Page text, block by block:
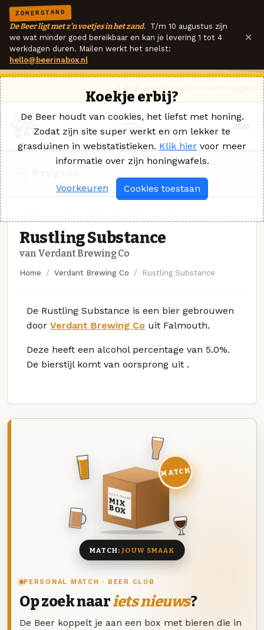
ZOMERSTAND
De Beer ligt met z'n voetjes in het zand. T/m 10 augustus zijn
we wat minder goed bereikbaar en kan je levering 1 tot 4
werkdagen duren. Mailen werkt het snelst:
hello@beerinabox.nl
×
Rustling Substance
van Verdant Brewing Co
Home Verdant Brewing Co Rustling Substance
De Rustling Substance is een bier gebrouwen
door Verdant Brewing Co uit Falmouth.
Deze heeft een alcohol percentage van 5.0%.
De bierstijl komt van oorsprong uit .
PERSONAL MATCH · BEER CLUB
Op zoek naariets nieuws?
De Beer koppelt je aan een box met bieren die in
DEZE MAAND
MIX
BOX
8 BIEREN
MATCH
MATCH:JOUW SMAAK
Koekje erbij?
De Beer houdt van cookies, het liefst met honing.
Zodat zijn site super werkt en om lekker te
grasduinen in webstatistieken. Klik hier voor meer
informatie over zijn honingwafels.
Voorkeuren Cookies toestaan